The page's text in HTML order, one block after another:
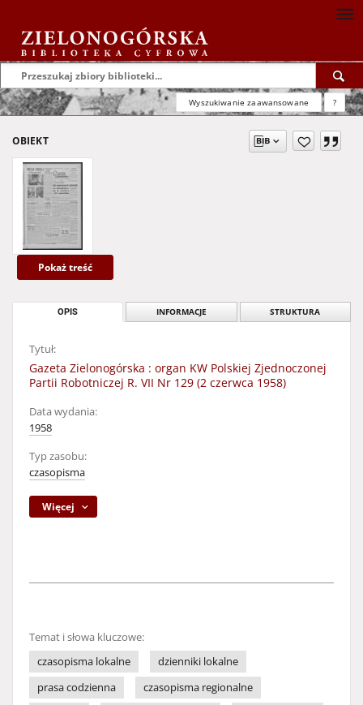
Wyszukiwanie zaawansowane ?
OBIEKT
Pokaż treść
OPIS INFORMACJE STRUKTURA
Tytuł:
Gazeta Zielonogórska : organ KW Polskiej Zjednoczonej
Partii Robotniczej R. VII Nr 129 (2 czerwca 1958)
Data wydania:
1958
Typ zasobu:
czasopisma
Więcej
Temat i słowa kluczowe:
czasopisma lokalne
dzienniki lokalne
prasa codzienna
czasopisma regionalne